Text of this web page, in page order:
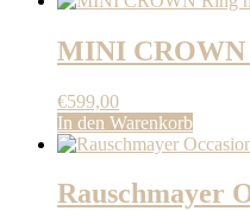
MINI CROWN
€599,00
In den Warenkorb
Rauschmayer